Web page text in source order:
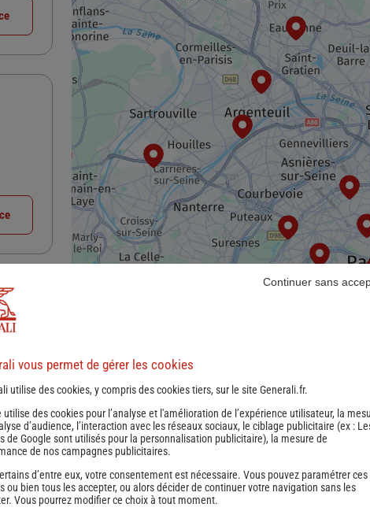
1 2 Suivant
vous permet de gérer les cookies
utilise des cookies, y compris des cookies tiers, sur le site Generali.fr.
utilise des cookies pour l’analyse et l'amélioration de l’expérience utilisateur, la
d’audience, l’interaction avec les réseaux sociaux, le ciblage publicitaire (ex :
de Google sont utilisés pour la personnalisation publicitaire), la mesure de
de nos campagnes publicitaires.
d’entre eux, votre consentement est nécessaire. Vous pouvez paramétrer ces
ou bien tous les accepter, ou alors décider de continuer votre navigation sans les
Vous pourrez modifier ce choix à tout moment.
Continuer sans